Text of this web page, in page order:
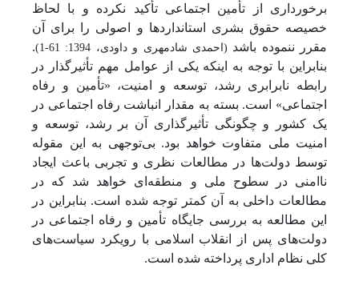
برخورداری از تأمین اجتماعی تأکید نکرده و با لحاظ
خصیصه حقوق بشری استانداردها و اصولی را برای آن
مقرر ننموده باشد (احمدی شادمهری و داودی، 1394: 61-1)
.
بنابراین با توجه به اینکه یکی از عوامل مهم تأثیرگذار در
رابطه نابرابری رشد، توسعه و امنیت، «تأمین و رفاه
اجتماعی» است. بسته به مقدار انباشت رفاه اجتماعی در
یک کشور و چگونگی تأثیرگذاری آن بر رشد، توسعه و
امنیت ملی متفاوت خواهد بود. بی‌توجهی به این مقوله
توسط دولت‌ها در مطالعات نظری و تجربی باعث ایجاد
ناامنی در سطوح ملی و منطقه‌ای خواهد شد که در
مطالعات داخلی به آن کمتر توجه شده است. بنابراین در
این مطالعه به بررسی جایگاه تأمین و رفاه اجتماعی در
دولت‌های پس از انقلاب اسلامی با رویکرد سیاست‌های
کلی نظام اداری پرداخته شده است.